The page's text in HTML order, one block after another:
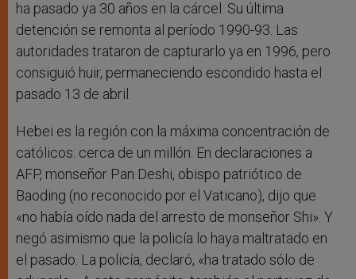
ha pasado ya 30 años en la cárcel. Su última
detención se remonta al período 1990-93. Las
autoridades trataron de capturarlo ya en 1996, pero
consiguió huir, permaneciendo escondido hasta el
pasado 13 de abril.
Hebei es la región con la máxima concentración de
católicos: cerca de un millón. En declaraciones a
AFP, monseñor Pan Deshi, obispo patriótico de
Baoding (no reconocido por el Vaticano), dijo que
«no había oído nada del arresto de monseñor Shi». Y
negó asimismo que la policía lo haya maltratado en
el pasado. La policía, declaró, «ha tratado sólo de